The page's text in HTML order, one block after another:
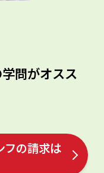
問がオスス
フの請求は